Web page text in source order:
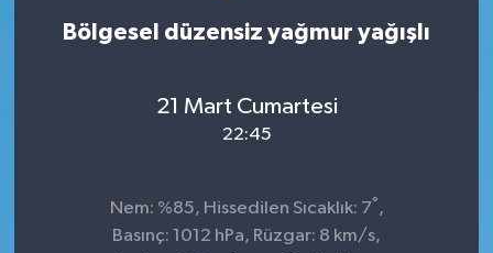
Bölgesel düzensiz yağmur yağışlı
21 Mart Cumartesi
22:45
Nem: %85, Hissedilen Sıcaklık: 7° ,
Basınç: 1012 hPa, Rüzgar: 8 km/s,